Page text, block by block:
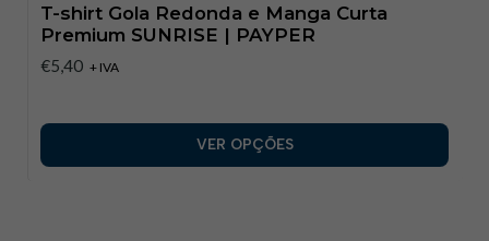
T-shirt Gola Redonda e Manga Curta
Premium SUNRISE | PAYPER
€5,40 + IVA
VER OPÇÕES